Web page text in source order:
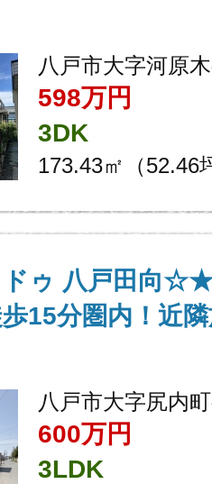
八戸市大字河原
598万円
3DK
173.43㎡（52.46
ゥ 八戸田向
15分圏内！近
八戸市大字尻内
600万円
3LDK